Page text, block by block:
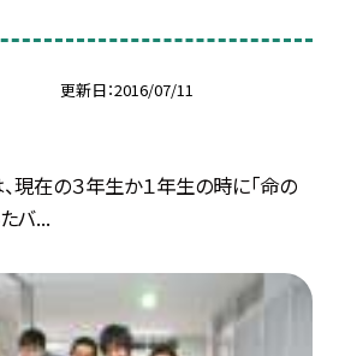
更新日 2016/07/11
、現在の３年生か１年生の時に「命の
バ...